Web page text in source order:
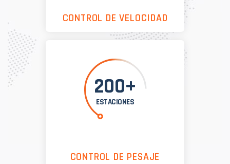
CONTROL DE VELOCIDAD
200+
ESTACIONES
CONTROL DE PESAJE